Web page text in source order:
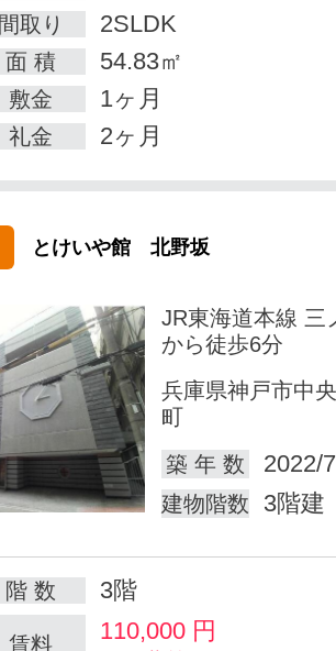
間取り
2SLDK
面 積 54.83㎡
敷金 1ヶ月
礼金 2ヶ月
とけいや館 北野坂
JR東海道本線 三
から徒歩6分
兵庫県神戸市中
町
築 年 数
2022/
建物階数 3階建
階 数 3階
賃料 110,000 円